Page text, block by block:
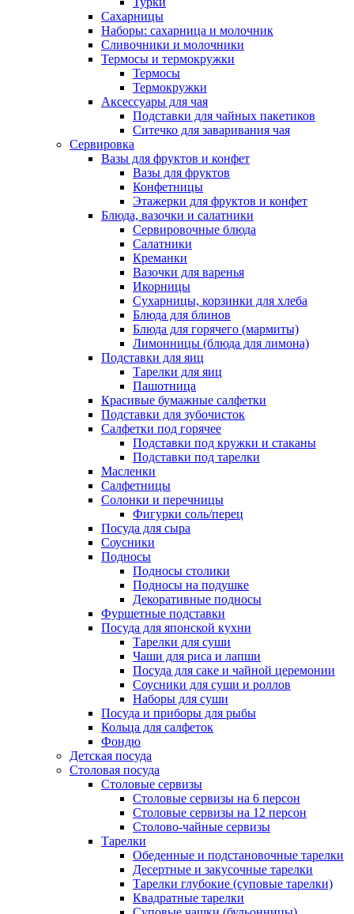
Сахарницы
Наборы: сахарница и молочник
Сливочники и молочники
Термосы и термокружки
Термосы
Термокружки
Аксессуары для чая
Подставки для чайных пакетиков
Ситечко для заваривания чая
Сервировка
Вазы для фруктов и конфет
Вазы для фруктов
Конфетницы
Этажерки для фруктов и конфет
Блюда, вазочки и салатники
Сервировочные блюда
Салатники
Креманки
Вазочки для варенья
Икорницы
Сухарницы, корзинки для хлеба
Блюда для блинов
Блюда для горячего (мармиты)
Лимонницы (блюда для лимона)
Подставки для яиц
Тарелки для яиц
Пашотница
Красивые бумажные салфетки
Подставки для зубочисток
Салфетки под горячее
Подставки под кружки и стаканы
Подставки под тарелки
Масленки
Салфетницы
Солонки и перечницы
Фигурки соль/перец
Посуда для сыра
Соусники
Подносы
Подносы столики
Подносы на подушке
Декоративные подносы
Фуршетные подставки
Посуда для японской кухни
Тарелки для суши
Чаши для риса и лапши
Посуда для саке и чайной церемонии
Соусники для суши и роллов
Наборы для суши
Посуда и приборы для рыбы
Кольца для салфеток
Фондю
Детская посуда
Столовая посуда
Столовые сервизы
Столовые сервизы на 6 персон
Столовые сервизы на 12 персон
Столово-чайные сервизы
Тарелки
Обеденные и подстановочные тарелки
Десертные и закусочные тарелки
Тарелки глубокие (суповые тарелки)
Квадратные тарелки